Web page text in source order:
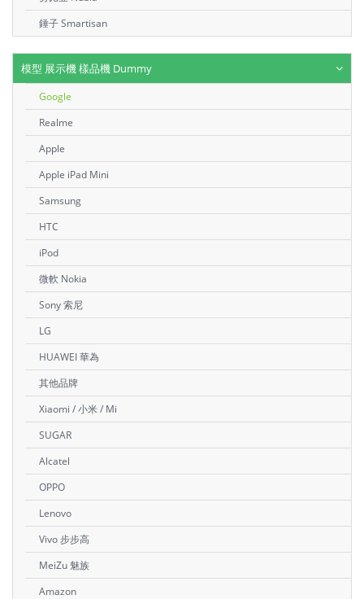
錘子 Smartisan
模型 展示機 樣品機 Dummy
Google
Realme
Apple
Apple iPad Mini
Samsung
HTC
iPod
微軟 Nokia
Sony 索尼
LG
HUAWEI 華為
其他品牌
Xiaomi / 小米 / Mi
SUGAR
Alcatel
OPPO
Lenovo
Vivo 步步高
MeiZu 魅族
Amazon